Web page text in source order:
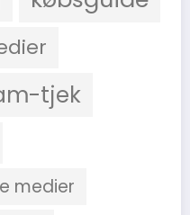
tjek
medier